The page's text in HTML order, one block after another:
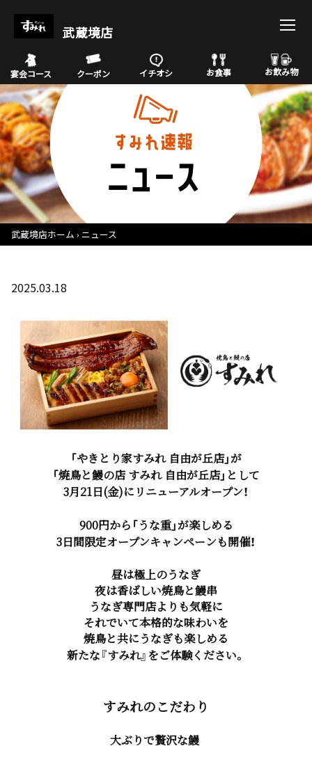
武蔵境店
宴会コース クーポン イチオシ お食事 お飲み物
武蔵境店ホーム ニュース
2025.03.18
「やきとり家すみれ 自由が丘店」が
「焼鳥と鰻の店 すみれ 自由が丘店」として
3月21日(金)にリニューアルオープン！
900円から「うな重」が楽しめる
3日間限定オープンキャンペーンも開催！
昼は極上のうなぎ
夜は香ばしい焼鳥と鰻串
うなぎ専門店よりも気軽に
それでいて本格的な味わいを
焼鳥と共にうなぎも楽しめる
新たな『すみれ』をご体験ください。
すみれのこだわり
大ぶりで贅沢な鰻